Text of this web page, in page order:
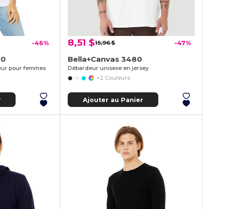
-46%
pour femmes
8,51 $15,96 $ -47%
Bella+Canvas 3480
Débardeur unisexe en jersey
+2 Couleurs
Ajouter au Panier